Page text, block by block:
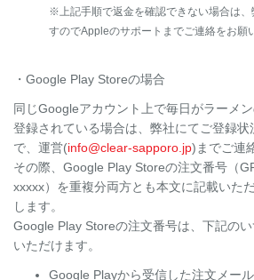
※上記手順で返金を確認できない場合は、
すのでAppleのサポートまでご連絡をお願
・Google Play Storeの場合
同じGoogleアカウント上で毎日がラーメ
登録されている場合は、弊社にてご登録
で、運営(info@clear-sapporo.jp)までご連
その際、Google Play Storeの注文番号（
xxxxx）を重複分両方とも本文に記載いた
します。
Google Play Storeの注文番号は、下記の
いただけます。
Google Playから受信した注文メー